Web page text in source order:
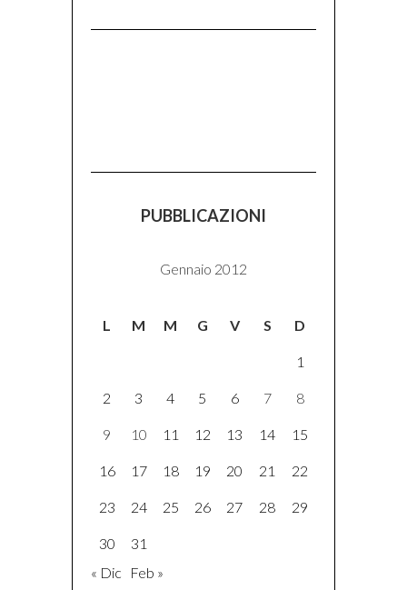
PUBBLICAZIONI
Gennaio 2012
L M M G V S D
1
2 3 4 5 6 7 8
9 10 11 12 13 14 15
16 17 18 19 20 21 22
23 24 25 26 27 28 29
30
31
« Dic
Feb »